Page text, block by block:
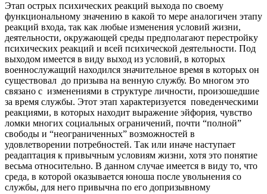
Этап острых психических реакций выхода по своему
функциональному значению в какой то мере аналогичен этапу
реакций входа, так как любые изменения условий жизни,
деятельности, окружающей среды предполагают перестройку
психических реакций и всей психической деятельности. Под
выходом имеется в виду выход из условий, в которых
военнослужащий находился значительное время в которых он
существовал до призыва на венную службу. Во многом это
связано с изменениями в структуре личности, произошедшие
за время службы. Этот этап характеризуется поведенческими
реакциями, в которых находит выражение эйфория, чувство
ломки многих социальных ограничений, почти “полной”
свободы и “неограниченных” возможностей в
удовлетворении потребностей. Так или иначе наступает
реадаптация к привычным условиям жизни, хотя это понятие
весьма относительно. В данном случае имеется в виду то, что
среда, в которой оказывается юноша после увольнения со
службы, для него привычна по его допризывному